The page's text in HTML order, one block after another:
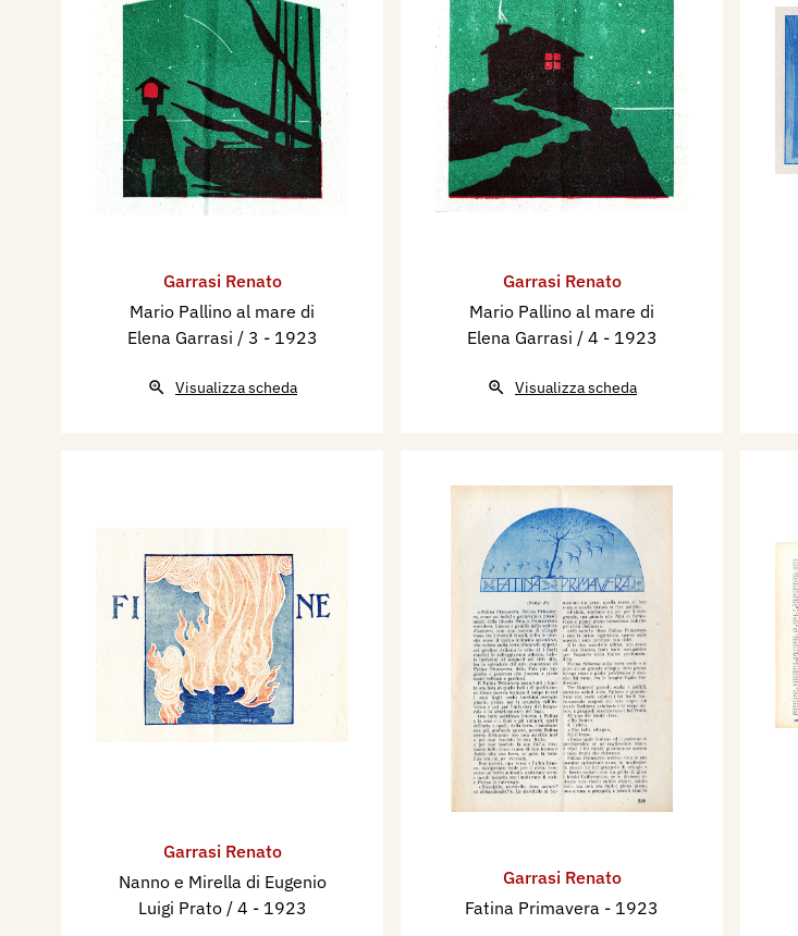
Garrasi Renato
Mario Pallino al mare di
Elena Garrasi / 3 - 1923
Visualizza scheda
Garrasi Renato
Mario Pallino al mare di
Elena Garrasi / 4 - 1923
Visualizza scheda
Garrasi Renato
Nanno e Mirella di Eugenio
Luigi Prato / 4 - 1923
Garrasi Renato
Fatina Primavera - 1923